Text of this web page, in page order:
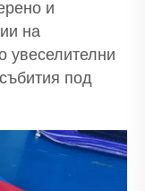
и
на
увеселителни
под